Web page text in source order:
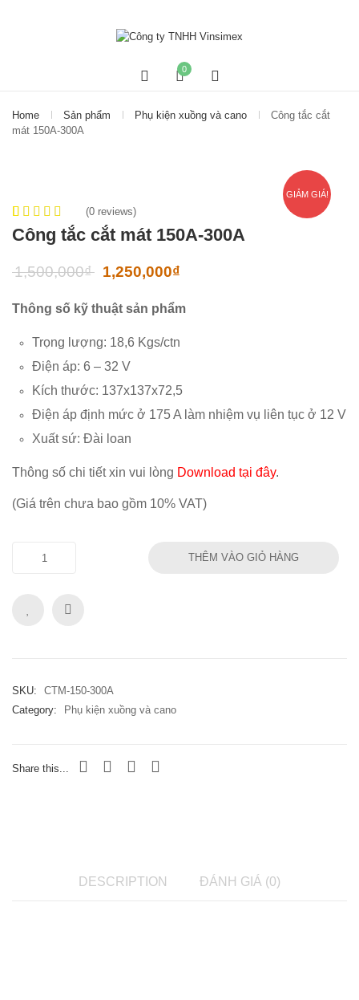
0
Home Sản phẩm Phụ kiện xuồng và cano
Công tắc cắt
mát 150A-300A
GIẢM GIÁ!
0out of
5
0
customer
(0 reviews)
Công tắc cắt mát 150A-300A
1,500,000₫ 1,250,000₫
Thông số kỹ thuật sản phẩm
Trọng lượng: 18,6 Kgs/ctn
Điện áp: 6 – 32 V
Kích thước: 137x137x72,5
Điện áp định mức ở 175 A làm nhiệm vụ liên tục ở 12 V
Xuất sứ: Đài loan
Thông số chi tiết xin vui lòng Download tại đây.
(Giá trên chưa bao gồm 10% VAT)
THÊM VÀO GIỎ HÀNG
SKU:
CTM-150-300A
Category:
Phụ kiện xuồng và cano
Share this...
DESCRIPTION ĐÁNH GIÁ (0)